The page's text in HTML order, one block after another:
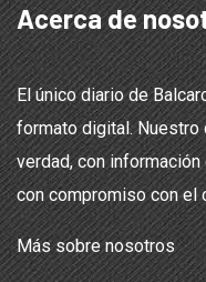
Acerca de
El único diario de
formato digital.
verdad, con
con compromiso con el
Más sobre nosotros